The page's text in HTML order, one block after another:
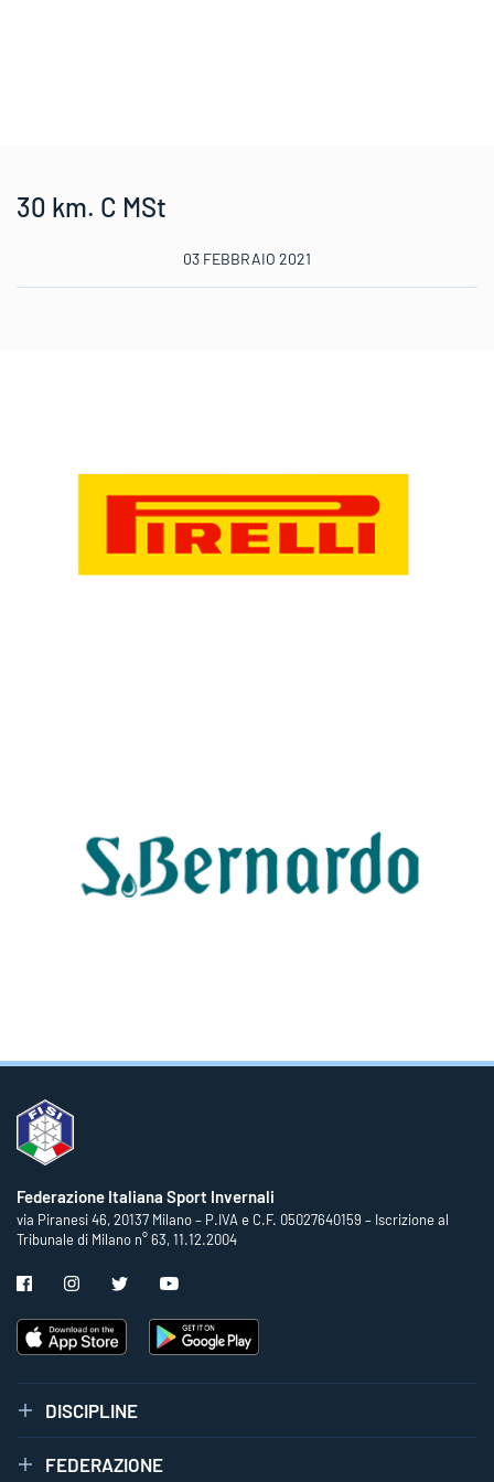
30 km. C MSt
03 FEBBRAIO 2021
Federazione Italiana Sport Invernali
via Piranesi 46, 20137 Milano – P.IVA e C.F. 05027640159 – Iscrizione al
Tribunale di Milano n° 63, 11.12.2004
DISCIPLINE
FEDERAZIONE